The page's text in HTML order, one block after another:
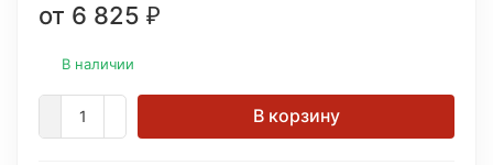
от 6 825 ₽
В наличии
В корзину